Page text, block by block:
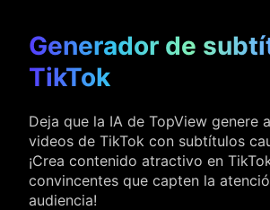
Generador de
TikTok
Deja que la IA de TopView genere
videos de TikTok con subtítulos
¡Crea contenido atractivo en
convincentes que capten la
audiencia!